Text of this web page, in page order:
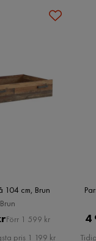
MDF
och valda
104 cm, Brun
Brun
Pris
Original
Pris
Förr 1 599 kr
pris 1 199 kr
4